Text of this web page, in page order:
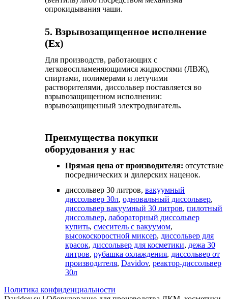
опрокидывания чаши.
5. Взрывозащищенное исполнение
(Ex)
Для производств, работающих с
легковоспламеняющимися жидкостями (ЛВЖ),
спиртами, полимерами и летучими
растворителями, диссольвер поставляется во
взрывозащищенном исполнении:
взрывозащищенный электродвигатель.
Преимущества покупки
оборудования у нас
Прямая цена от производителя: отсутствие
посреднических и дилерских наценок.
диссольвер 30 литров, вакуумный
диссольвер 30л, одновальный диссольвер,
диссольвер вакуумный 30 литров, пилотный
диссольвер, лабораторный диссольвер
купить, смеситель с вакуумом,
высокоскоростной миксер, диссольвер для
красок, диссольвер для косметики, дежа 30
литров, рубашка охлаждения, диссольвер от
производителя, Davidov, реактор-диссольвер
30л
Политика конфиденциальности